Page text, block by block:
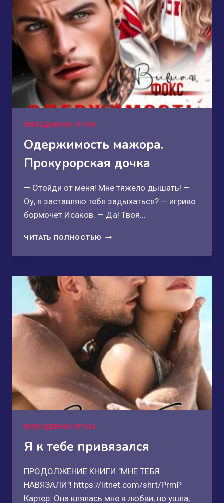
МОЛОДЕЖНАЯ ПРОЗА
Одержимость мажора.
Прокурорская дочка
— Отойди от меня! Мне тяжело дышать! —
Оу, я заставляю тебя задыхаться? — игриво
бормочет Исаков. — Да! Твоя…
ЧИТАТЬ ПОЛНОСТЬЮ ОДЕРЖИМОСТЬ
ПРОКУРОРСКАЯ
МОЛОДЕЖНАЯ ПРОЗА
Я к тебе привязался
ПРОДОЛЖЕНИЕ КНИГИ "МНЕ ТЕБЯ
НАВЯЗАЛИ"! https://litnet.com/shrt/PrmP
Картер: Она клялась мне в любви, но ушла,